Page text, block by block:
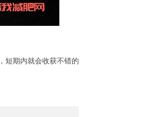
短期内就会收获不错的